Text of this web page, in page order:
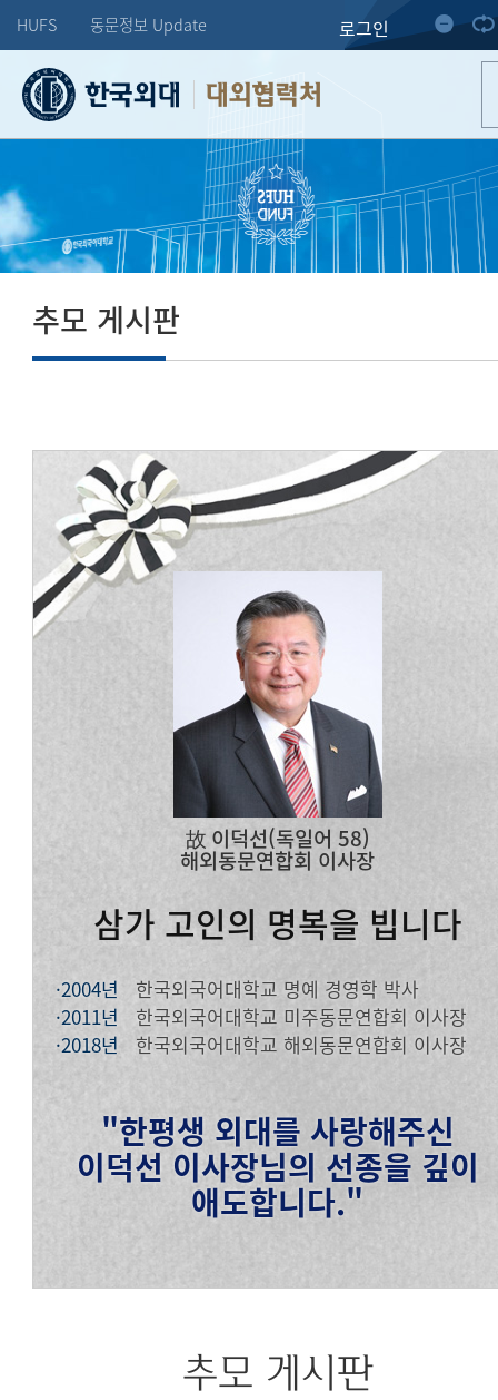
HUFS 동문정보 Update 로그인
대외협력처
추모 게시판
故 이덕선(독일어 58)
해외동문연합회 이사장
삼가 고인의 명복을 빕니다
·2004년
한국외국어대학교 명예 경영학 박사
·2011년
한국외국어대학교 미주동문연합회 이사장
·2018년
한국외국어대학교 해외동문연합회 이사장
"한평생 외대를 사랑해주신
이덕선 이사장님의 선종을 깊이
애도합니다."
추모 게시판